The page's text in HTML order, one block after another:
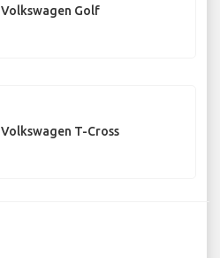
Volkswagen Golf
Volkswagen T-Cross